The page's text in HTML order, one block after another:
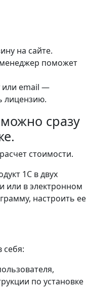
на сайте.
поможет
или email —
лицензию.
сразу
стоимости.
1С в двух
или в электронном
настроить ее
себя:
по установке